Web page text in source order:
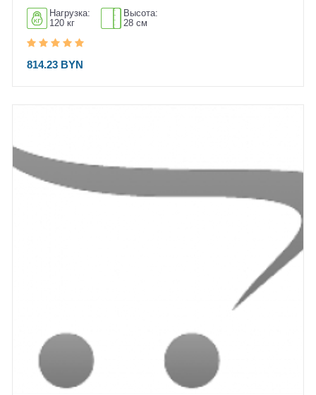
Нагрузка:
120 кг
Высота:
28 см
814.23 BYN